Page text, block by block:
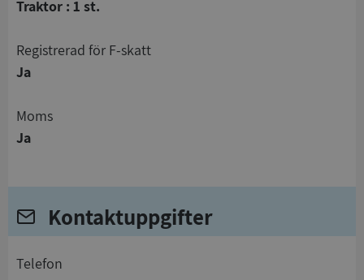
Traktor : 1 st.
registrerad för F-skatt
Ja
Moms
Ja
Kontaktuppgifter
telefon